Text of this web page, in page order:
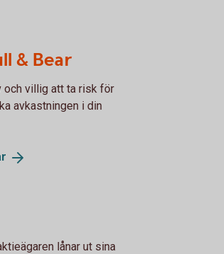
& Bear
och villig att ta risk för
avkastningen i din
lånar ut sina